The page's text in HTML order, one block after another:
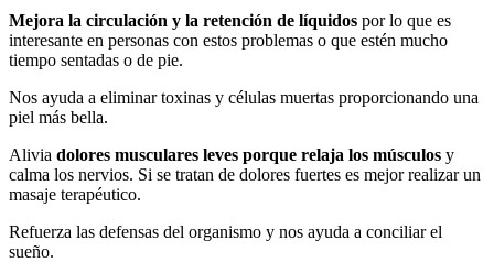
Mejora la circulación y la retención de líquidos por lo que es
interesante en personas con estos problemas o que estén mucho
tiempo sentadas o de pie.
Nos ayuda a eliminar toxinas y células muertas proporcionando una
piel más bella.
Alivia dolores musculares leves porque relaja los músculos y
calma los nervios. Si se tratan de dolores fuertes es mejor realizar un
masaje terapéutico.
Refuerza las defensas del organismo y nos ayuda a conciliar el
sueño.